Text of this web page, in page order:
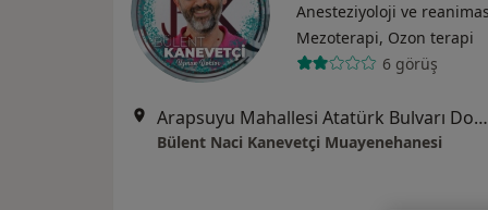
Anesteziyoloji ve
Mezoterapi, Ozon terapi
6 görüş
Arapsuyu Mahallesi Atatürk Bulvarı Doğaner Apt. No:49/2, Antalya
Bülent Naci Kanevetçi Muayenehanesi